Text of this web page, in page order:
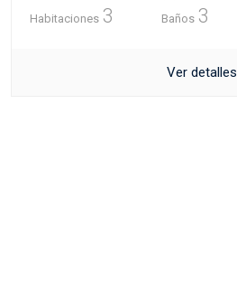
Habitaciones 3 Baños 3
Ver detalles